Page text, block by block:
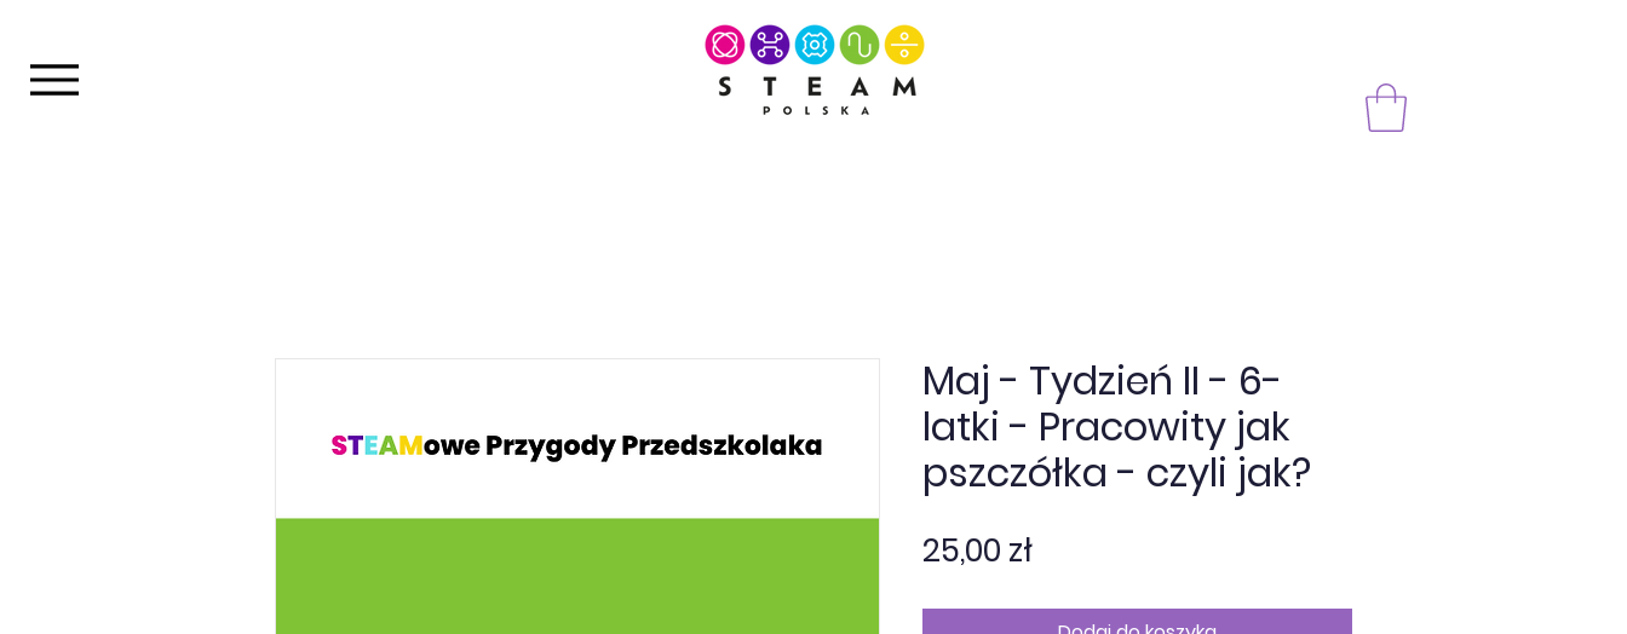
Maj - Tydzień II - 6-
latki - Pracowity jak
pszczółka - czyli jak?
25,00 złCena